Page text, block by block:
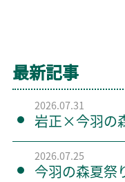
最新記事
2026.07.31
岩正×今羽の
2026.07.25
今羽の森夏祭